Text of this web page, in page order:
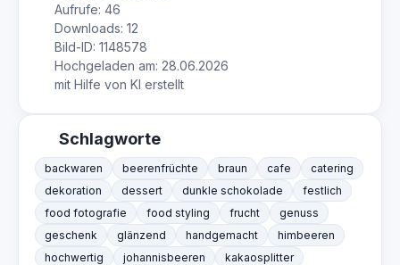
Aufrufe: 46
Downloads: 12
Bild-ID: 1148578
Hochgeladen am: 28.06.2026
mit Hilfe von KI erstellt
Schlagworte
backwaren beerenfrüchte braun cafe
catering
dekoration
dessert dunkle schokolade
festlich
food fotografie
food styling frucht
genuss
geschenk
glänzend handgemacht
himbeeren
hochwertig
johannisbeeren
kakaosplitter